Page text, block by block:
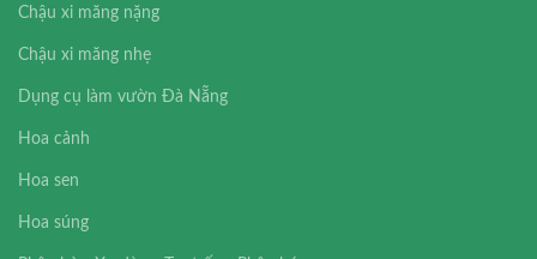
Chậu xi măng nặng
Chậu xi măng nhẹ
Dụng cụ làm vườn Đà Nẵng
Hoa cảnh
Hoa sen
Hoa súng